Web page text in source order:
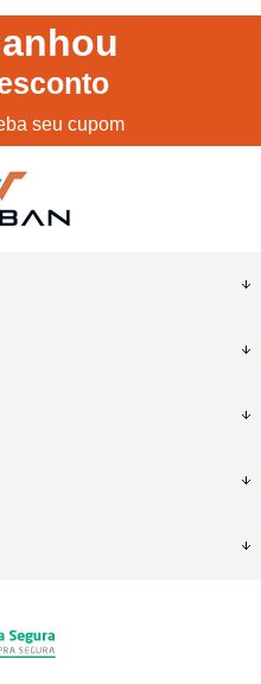
seu cupom